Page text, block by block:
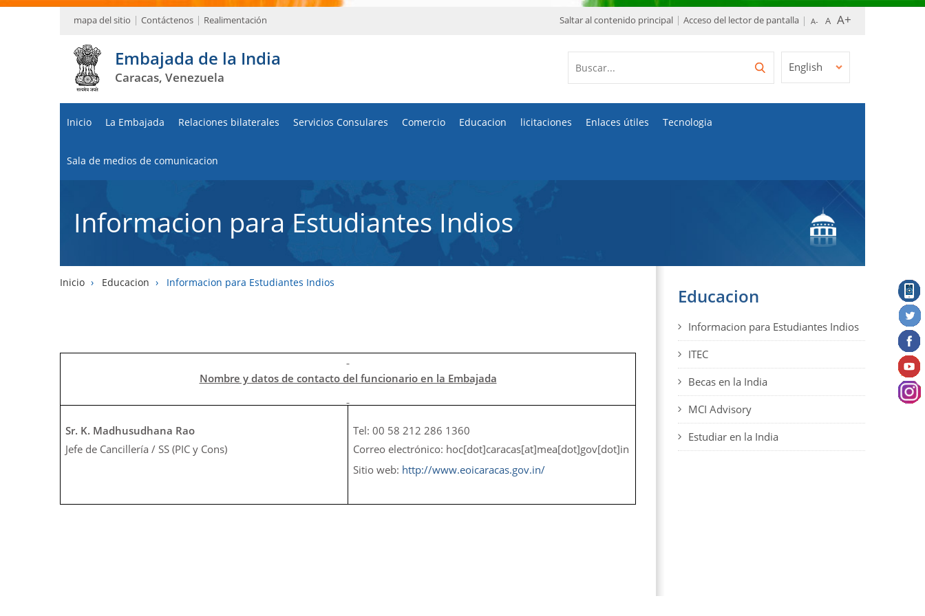
mapa del sitio Contáctenos Realimentación Saltar al contenido principal Acceso del lector de pantalla
Embajada de la India
Caracas, Venezuela
English
Inicio La Embajada Relaciones bilaterales Servicios Consulares Comercio Educacion licitaciones Enlaces útiles Tecnologia
Sala de medios de comunicacion
Informacion para Estudiantes Indios
Inicio › Educacion › Informacion para Estudiantes Indios
Nombre y datos de contacto del funcionario en la Embajada
Sr. K. Madhusudhana Rao
Jefe de Cancillería / SS (PIC y Cons)
Tel: 00 58 212 286 1360
Correo electrónico: hoc[dot]caracas[at]mea[dot]gov[dot]in
Sitio web: http://www.eoicaracas.gov.in/
Educacion
Informacion para Estudiantes Indios
ITEC
Becas en la India
MCI Advisory
Estudiar en la India